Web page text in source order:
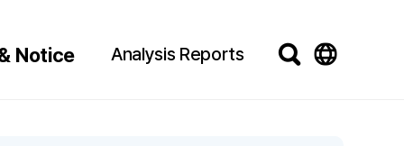
Notice Analysis Reports